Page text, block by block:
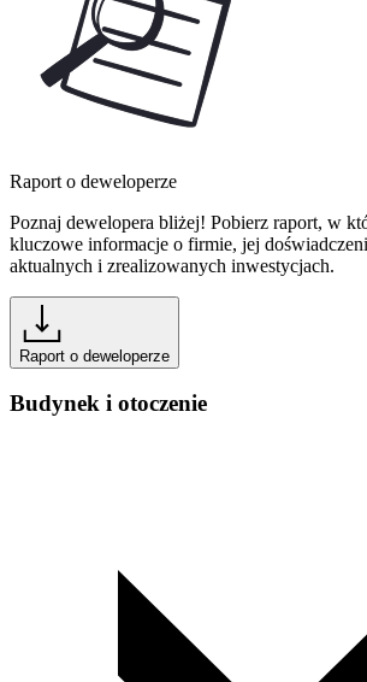
Raport o deweloperze
Poznaj dewelopera bliżej! Pobierz raport, w
kluczowe informacje o firmie, jej
aktualnych i zrealizowanych inwestycjach.
Raport o deweloperze
Budynek i otoczenie